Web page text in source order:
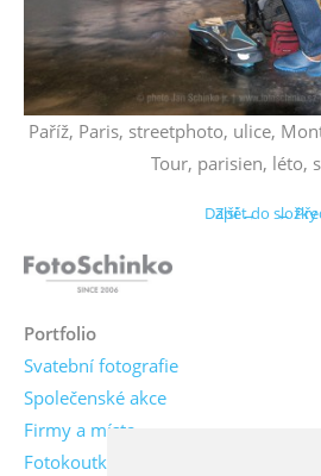
Paříž, Paris, streetphoto, ulice,
Tour, parisien, léto,
←
Další →
Zpět do složky
Portfolio
Svatební fotografie
Společenské akce
Firmy a místa
Fotokoutky